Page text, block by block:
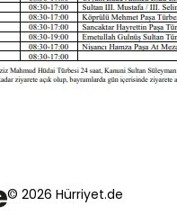
© 2026 Hürriyet.de